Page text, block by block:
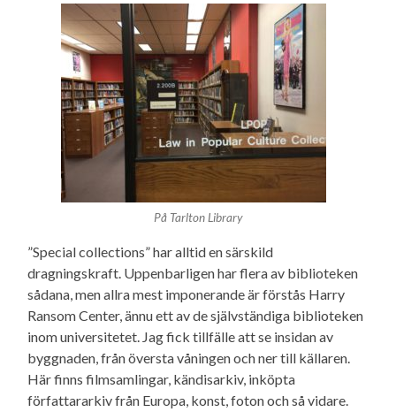
På Tarlton Library
”Special collections” har alltid en särskild
dragningskraft. Uppenbarligen har flera av biblioteken
sådana, men allra mest imponerande är förstås Harry
Ransom Center, ännu ett av de självständiga biblioteken
inom universitetet. Jag fick tillfälle att se insidan av
byggnaden, från översta våningen och ner till källaren.
Här finns filmsamlingar, kändisarkiv, inköpta
författararkiv från Europa, konst, foton och så vidare.